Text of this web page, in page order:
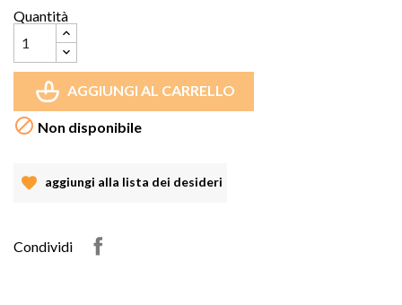
Quantità
AGGIUNGI AL CARRELLO
 Non disponibile
aggiungi alla lista dei desideri
Condividi